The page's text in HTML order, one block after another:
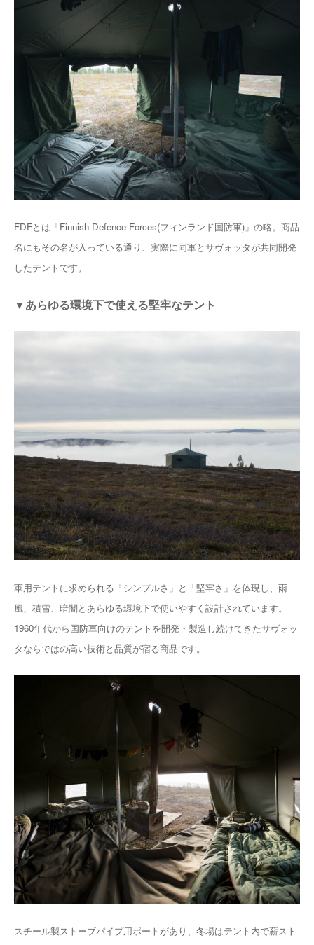
FDFとは「Finnish Defence Forces(フィンランド国防軍)」の略。商品
名にもその名が入っている通り、実際に同軍とサヴォッタが共同開発
したテントです。
▼あらゆる環境下で使える堅牢なテント
軍用テントに求められる「シンプルさ」と「堅牢さ」を体現し、雨
風、積雪、暗闇とあらゆる環境下で使いやすく設計されています。
1960年代から国防軍向けのテントを開発・製造し続けてきたサヴォッ
タならではの高い技術と品質が宿る商品です。
スチール製ストーブパイプ用ポートがあり、冬場はテント内で薪スト